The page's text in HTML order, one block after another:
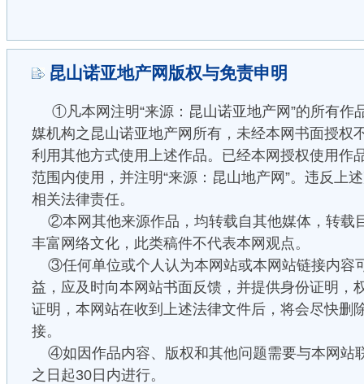
昆山诺亚地产网版权与免责申明
①凡本网注明“来源：昆山诺亚地产网”的所有作
媒机构之昆山诺亚地产网所有，未经本网书面授权
利用其他方式使用上述作品。已经本网授权使用作
范围内使用，并注明“来源：昆山地产网”。违反上
相关法律责任。
②本网其他来源作品，均转载自其他媒体，转载
丰富网络文化，此类稿件不代表本网观点。
③任何单位或个人认为本网站或本网站链接内容
益，应及时向本网站书面反馈，并提供身份证明，
证明，本网站在收到上述法律文件后，将会尽快删
接。
④如因作品内容、版权和其他问题需要与本网站
之日起30日内进行。